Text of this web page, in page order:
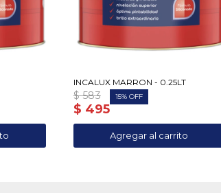
INCALUX MARRON - 0.25LT
$ 495
$ 583 15